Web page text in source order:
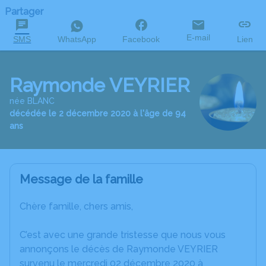
Partager
SMS WhatsApp Facebook E-mail Lien
Raymonde VEYRIER
née BLANC
décédée le 2 décembre 2020 à l'âge de 94
ans
Message de la famille
Chère famille, chers amis,
C’est avec une grande tristesse que nous vous
annonçons le décès de Raymonde VEYRIER
survenu le mercredi 02 décembre 2020 à